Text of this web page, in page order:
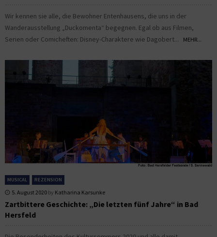
Wir kennen sie alle, die Bewohner Entenhausens, die uns in der
Wanderausstellung „Duckomenta“ begegnen. Egal ob aus Filmen,
Serien oder Comicheften: Disney-Charaktere wie Dagobert...
MEHR...
MUSICAL REZENSION
5. August 2020 by Katharina Karsunke
Zartbittere Geschichte: „Die letzten fünf Jahre“ in Bad
Hersfeld